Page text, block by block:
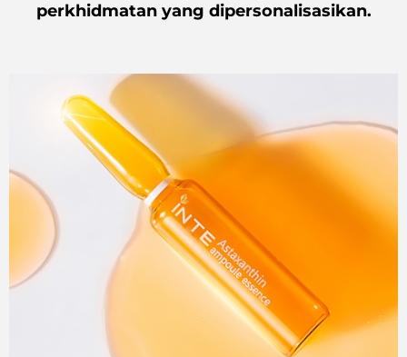
perkhidmatan yang dipersonalisasikan.